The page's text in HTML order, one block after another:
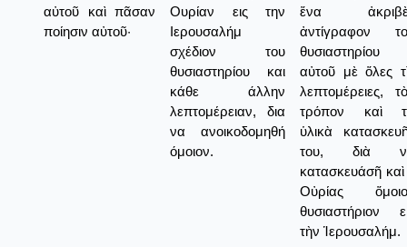
αὐτοῦ καὶ πᾶσαν
ποίησιν αὐτοῦ·
Ουρίαν εις την
Ιερουσαλήμ
σχέδιον του
θυσιαστηρίου και
κάθε άλλην
λεπτομέρειαν, δια
να ανοικοδομηθή
όμοιον.
ἕνα
ἀντίγραφον
θυσιαστηρίου
αὐτοῦ μὲ ὅλες
λεπτομέρειες,
τρόπον καὶ
ὑλικὰ
του, διὰ
κατασκευάσῆ καὶ
Οὐρίας
θυσιαστήριον
τὴν Ἱερουσαλήμ.